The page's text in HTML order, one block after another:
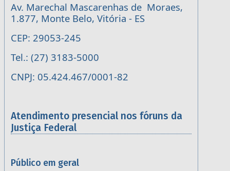
Av. Marechal Mascarenhas de Moraes,
1.877, Monte Belo, Vitória - ES
CEP: 29053-245
Tel.: (27) 3183-5000
CNPJ: 05.424.467/0001-82
Atendimento presencial nos fóruns da
Justiça Federal
Público em geral